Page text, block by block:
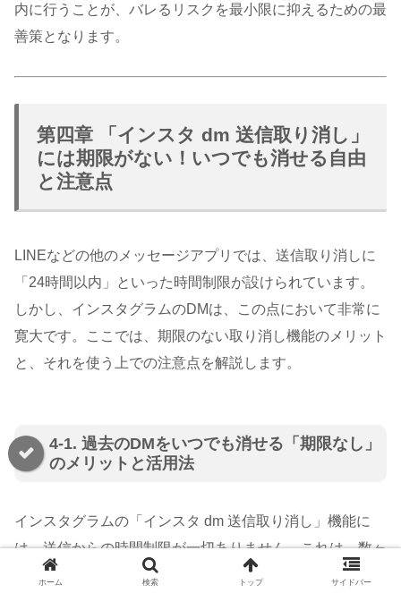
内に行うことが、バレるリスクを最小限に抑えるための最
善策となります。
第四章 「インスタ dm 送信取り消し」
には期限がない！いつでも消せる自由
と注意点
LINEなどの他のメッセージアプリでは、送信取り消しに
「24時間以内」といった時間制限が設けられています。
しかし、インスタグラムのDMは、この点において非常に
寛大です。ここでは、期限のない取り消し機能のメリット
と、それを使う上での注意点を解説します。
4-1. 過去のDMをいつでも消せる「期限なし」
のメリットと活用法
インスタグラムの「インスタ dm 送信取り消し」機能に
は、送信からの時間制限が一切ありません。これは、数ヶ
月前や数年前に送ったメッセージでも、いつでも取り消し
ホーム 検索 トップ サイドバー